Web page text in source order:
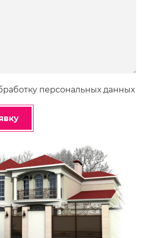
персональных данных